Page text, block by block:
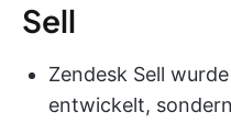
Sell
Zendesk Sell
entwickelt,